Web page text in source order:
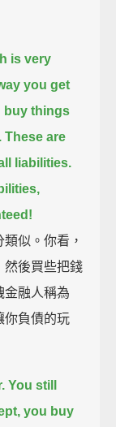
is very
you get
buy things
These are
liabilities.
似。你看，
然後買些把錢
金融人稱為
你負債的玩
You still
you buy